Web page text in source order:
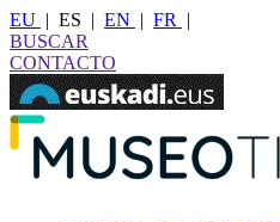
EU | ES | EN | FR
|
BUSCAR
CONTACTO